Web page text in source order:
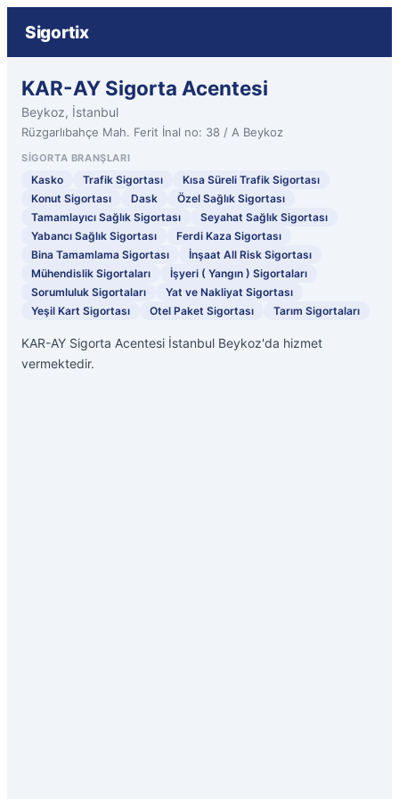
Sigortix
KAR-AY Sigorta Acentesi
Beykoz, İstanbul
Rüzgarlıbahçe Mah. Ferit İnal no: 38 / A Beykoz
SIGORTA BRANŞLARI
Kasko Trafik Sigortası
Kısa Süreli Trafik Sigortası
Konut Sigortası
Dask
Özel Sağlık Sigortası
Tamamlayıcı Sağlık Sigortası
Seyahat Sağlık Sigortası
Yabancı Sağlık Sigortası
Ferdi Kaza Sigortası
Bina Tamamlama Sigortası
İnşaat All Risk Sigortası
Mühendislik Sigortaları
İşyeri ( Yangın ) Sigortaları
Sorumluluk Sigortaları
Yat ve Nakliyat Sigortası
Yeşil Kart Sigortası
Otel Paket Sigortası Tarım Sigortaları
KAR-AY Sigorta Acentesi İstanbul Beykoz'da hizmet
vermektedir.